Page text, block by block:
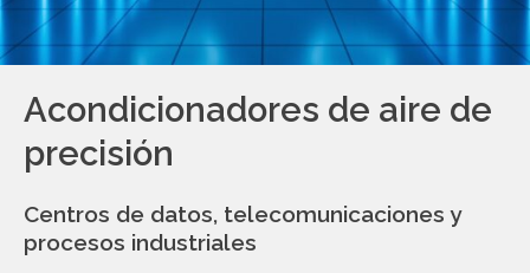
Acondicionadores de aire de
precisión
Centros de datos, telecomunicaciones y
procesos industriales